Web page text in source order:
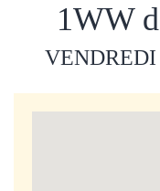
Générale1WW
VENDREDI